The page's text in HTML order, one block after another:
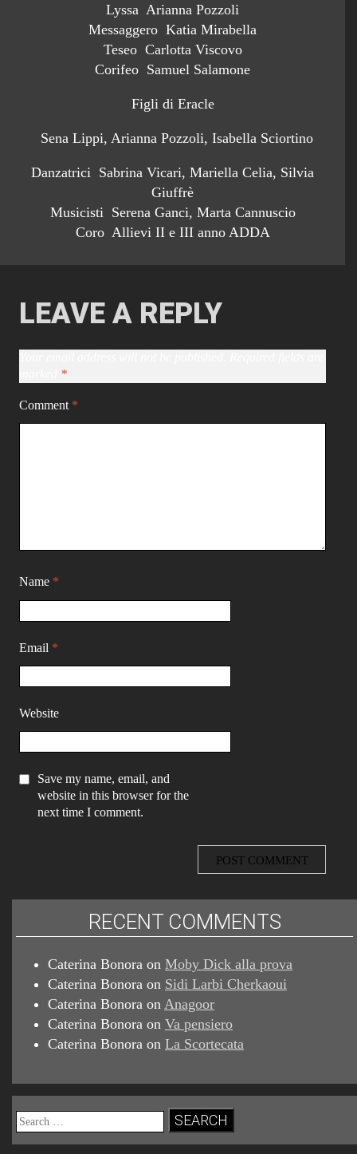
Lyssa Arianna Pozzoli
Messaggero Katia Mirabella
Teseo Carlotta Viscovo
Corifeo Samuel Salamone
Figli di Eracle
Sena Lippi, Arianna Pozzoli, Isabella Sciortino
Danzatrici Sabrina Vicari, Mariella Celia, Silvia
Giuffrè
Musicisti Serena Ganci, Marta Cannuscio
Coro Allievi II e III anno ADDA
LEAVE A REPLY
*
Comment *
Name *
Email *
Website
Save my name, email, and
website in this browser for the
next time I comment.
RECENT COMMENTS
Caterina Bonora on Moby Dick alla prova
Caterina Bonora on Sidi Larbi Cherkaoui
Caterina Bonora on Anagoor
Caterina Bonora on Va pensiero
Caterina Bonora on La Scortecata
Search
for: